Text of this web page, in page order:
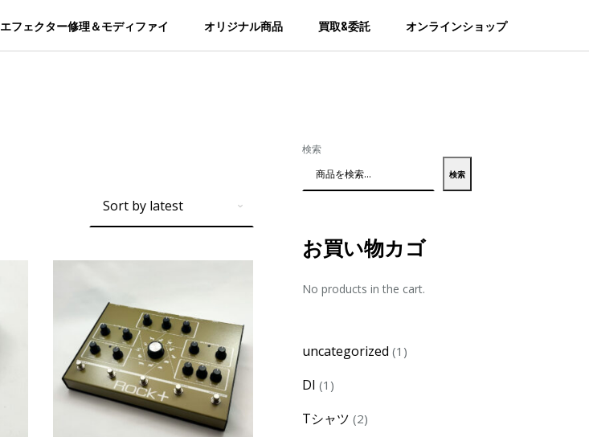
エフェクター修理＆モディファイ オリジナル商品 買取&委託 オンラインショップ
検索
検索
お買い物カゴ
No products in the cart.
uncategorized 1 1
DI 1 1
Tシャツ 22